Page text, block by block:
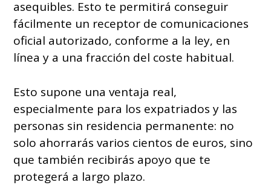
asequibles. Esto te permitirá conseguir
fácilmente un receptor de comunicaciones
oficial autorizado, conforme a la ley, en
línea y a una fracción del coste habitual.
Esto supone una ventaja real,
especialmente para los expatriados y las
personas sin residencia permanente: no
solo ahorrarás varios cientos de euros, sino
que también recibirás apoyo que te
protegerá a largo plazo.